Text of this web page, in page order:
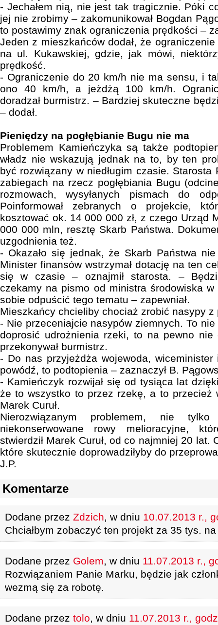
- Jechałem nią, nie jest tak tragicznie. Póki
jej nie zrobimy – zakomunikował Bogdan
to postawimy znak ograniczenia prędkości –
Jeden z mieszkańców dodał, że
na ul. Kukawskiej, gdzie, jak mówi,
prędkość.
- Ograniczenie do 20 km/h nie ma sensu, i
ono 40 km/h, a jeżdżą 100 km/h.
doradzał burmistrz. – Bardziej skuteczne
– dodał.
Pieniędzy na pogłębianie Bugu nie ma
Problemem Kamieńczyka są także
władz nie wskazują jednak na to, by ten
być rozwiązany w niedługim czasie. Starosta
zabiegach na rzecz pogłębiania Bugu
rozmowach, wysyłanych pismach do
Poinformował zebranych o projekcie,
kosztować ok. 14 000 000 zł, z czego Urząd
000 000 mln, resztę Skarb Państwa.
uzgodnienia też.
- Okazało się jednak, że Skarb Państwa
Minister finansów wstrzymał dotację na ten
się w czasie – oznajmił starosta. –
czekamy na pismo od ministra środowiska
sobie odpuścić tego tematu – zapewniał.
Mieszkańcy chcieliby chociaż zrobić nasypy z
- Nie przeceniajcie nasypów ziemnych. To
doprosić udrożnienia rzeki, to na pewno nie
przekonywał burmistrz.
- Do nas przyjeżdża wojewoda,
powódź, to podtopienia – zaznaczył B.
- Kamieńczyk rozwijał się od tysiąca lat
że to wszystko to przez rzekę, a to przecież
Marek Curuł.
Nierozwiązanym problemem, nie
niekonserwowane rowy melioracyjne,
stwierdził Marek Curuł, od co najmniej 20 lat.
które skutecznie doprowadziłyby do
J.P.
Komentarze
Dodane przez Zdzich, w dniu 10.07.2013 r.,
Chciałbym zobaczyć ten projekt za 35 tys.
Dodane przez Golem, w dniu 11.07.2013 r.,
Rozwiązaniem Panie Marku, będzie jak
wezmą się za robotę.
Dodane przez tolo, w dniu 11.07.2013 r.,